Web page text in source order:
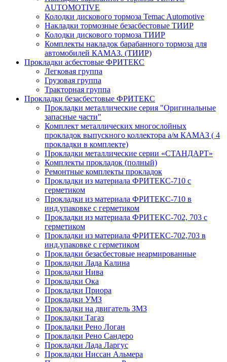
AUTOMOTIVE
Колодки дискового тормоза Temac Automotive
Накладки тормозные безасбестовые ТИИР
Колодки дискового тормоза ТИИР
Комплекты накладок барабанного тормоза для
автомобилей КАМАЗ. (ТИИР)
Прокладки асбестовые ФРИТЕКС
Легковая группа
Грузовая группа
Тракторная группа
Прокладки безасбестовые ФРИТЕКС
Прокладки металлические серия "Оригинальные
запасные части"
Комплект металлических многослойных
прокладок выпускного коллектора а/м КАМАЗ ( 4
прокладки в комплекте)
Прокладки металлические серии «СТАНДАРТ»
Комплекты прокладок (полный)
Ремонтные комплекты прокладок
Прокладки из материала ФРИТЕКС-710 с
герметиком
Прокладки из материала ФРИТЕКС-710 в
инд.упаковке с герметиком
Прокладки из материала ФРИТЕКС-702, 703 с
герметиком
Прокладки из материала ФРИТЕКС-702,703 в
инд.упаковке с герметиком
Прокладки безасбестовые неармированные
Прокладки Лада Калина
Прокладки Нива
Прокладки Ока
Прокладки Приора
Прокладки УМЗ
Прокладки на двигатель ЗМЗ
Прокладки Тагаз
Прокладки Рено Логан
Прокладки Рено Сандеро
Прокладки Лада Ларгус
Прокладки Ниссан Альмера